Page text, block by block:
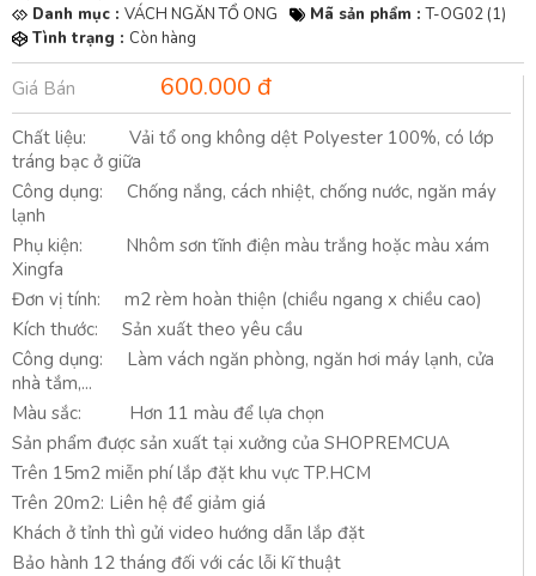
Danh mục : VÁCH NGĂN TỔ ONG Mã sản phẩm :T-OG02 (1)
Tình trạng : Còn hàng
Giá Bán 600.000 đ
Chất liệu: Vải tổ ong không dệt Polyester 100%, có lớp
tráng bạc ở giữa
Công dụng: Chống nắng, cách nhiệt, chống nước, ngăn máy
lạnh
Phụ kiện: Nhôm sơn tĩnh điện màu trắng hoặc màu xám
Xingfa
Đơn vị tính: m2 rèm hoàn thiện (chiều ngang x chiều cao)
Kích thước: Sản xuất theo yêu cầu
Công dụng: Làm vách ngăn phòng, ngăn hơi máy lạnh, cửa
nhà tắm,...
Màu sắc: Hơn 11 màu để lựa chọn
Sản phẩm được sản xuất tại xưởng của SHOPREMCUA
Trên 15m2 miễn phí lắp đặt khu vực TP.HCM
Trên 20m2: Liên hệ để giảm giá
Khách ở tỉnh thì gửi video hướng dẫn lắp đặt
Bảo hành 12 tháng đối với các lỗi kĩ thuật